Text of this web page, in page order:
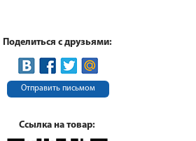
Поделиться с друзьями:
Отправить письмом
Ссылка на товар: